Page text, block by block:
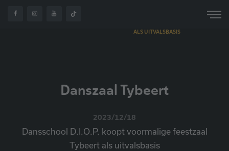
ALS UITVALSBASIS
Danszaal Tybeert
2023/12/18
Dansschool D.I.O.P. koopt voormalige feestzaal
Tybeert als uitvalsbasis